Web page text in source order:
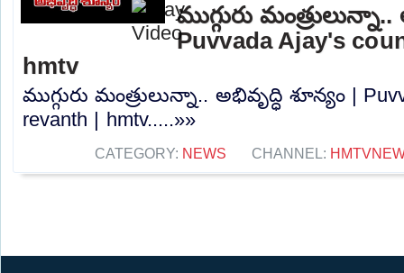
ముగ్గురు
Puvvada Ajay's
hmtv
ముగ్గురు మంత్రులున్నా.. అభివృద్ధి శూన్యం |
revanth | hmtv.....»»
CATEGORY: NEWS CHANNEL: